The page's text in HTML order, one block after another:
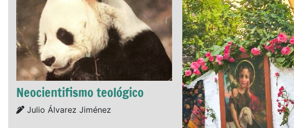
Neocientifismo teológico
Details
Julio Álvarez Jiménez